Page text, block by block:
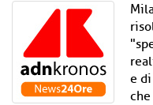
e